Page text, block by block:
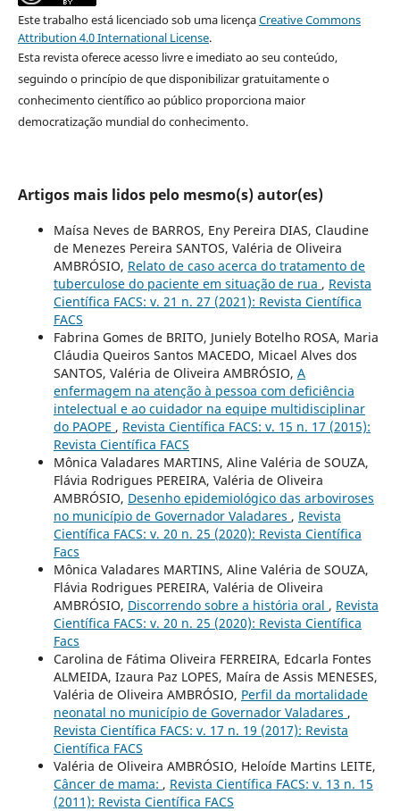
Este trabalho está licenciado sob uma licençaCreative Commons
Attribution 4.0 International License.
Esta revista oferece acesso livre e imediato ao seu conteúdo,
seguindo o princípio de que disponibilizar gratuitamente o
conhecimento científico ao público proporciona maior
democratização mundial do conhecimento.
Artigos mais lidos pelo mesmo(s) autor(es)
Maísa Neves de BARROS, Eny Pereira DIAS, Claudine
de Menezes Pereira SANTOS, Valéria de Oliveira
AMBRÓSIO, Relato de caso acerca do tratamento de
tuberculose do paciente em situação de rua , Revista
Científica FACS: v. 21 n. 27 (2021): Revista Científica
FACS
Fabrina Gomes de BRITO, Juniely Botelho ROSA, Maria
Cláudia Queiros Santos MACEDO, Micael Alves dos
SANTOS, Valéria de Oliveira AMBRÓSIO, A
enfermagem na atenção à pessoa com deficiência
intelectual e ao cuidador na equipe multidisciplinar
do PAOPE , Revista Científica FACS: v. 15 n. 17 (2015):
Revista Científica FACS
Mônica Valadares MARTINS, Aline Valéria de SOUZA,
Flávia Rodrigues PEREIRA, Valéria de Oliveira
AMBRÓSIO, Desenho epidemiológico das arboviroses
no município de Governador Valadares , Revista
Científica FACS: v. 20 n. 25 (2020): Revista Científica
Facs
Mônica Valadares MARTINS, Aline Valéria de SOUZA,
Flávia Rodrigues PEREIRA, Valéria de Oliveira
AMBRÓSIO, Discorrendo sobre a história oral , Revista
Científica FACS: v. 20 n. 25 (2020): Revista Científica
Facs
Carolina de Fátima Oliveira FERREIRA, Edcarla Fontes
ALMEIDA, Izaura Paz LOPES, Maíra de Assis MENESES,
Valéria de Oliveira AMBRÓSIO, Perfil da mortalidade
neonatal no município de Governador Valadares ,
Revista Científica FACS: v. 17 n. 19 (2017): Revista
Científica FACS
Valéria de Oliveira AMBRÓSIO, Heloíde Martins LEITE,
Câncer de mama: , Revista Científica FACS: v. 13 n. 15
(2011): Revista Científica FACS